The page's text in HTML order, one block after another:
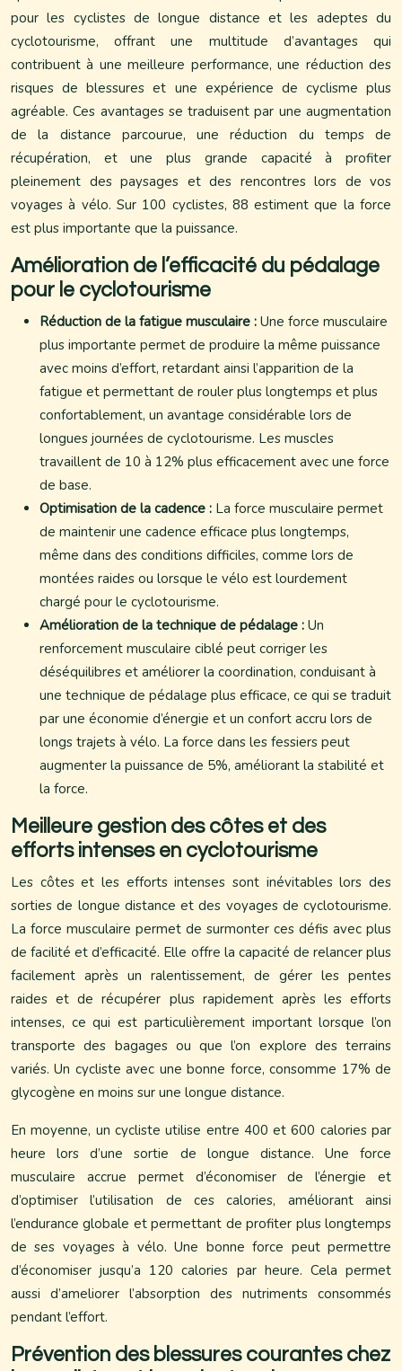
pour les cyclistes de longue distance et les adeptes du
cyclotourisme, offrant une multitude d’avantages qui
contribuent à une meilleure performance, une réduction des
risques de blessures et une expérience de cyclisme plus
agréable. Ces avantages se traduisent par une augmentation
de la distance parcourue, une réduction du temps de
récupération, et une plus grande capacité à profiter
pleinement des paysages et des rencontres lors de vos
voyages à vélo. Sur 100 cyclistes, 88 estiment que la force
est plus importante que la puissance.
Amélioration de l’efficacité du pédalage
pour le cyclotourisme
Réduction de la fatigue musculaire : Une force musculaire
plus importante permet de produire la même puissance
avec moins d’effort, retardant ainsi l’apparition de la
fatigue et permettant de rouler plus longtemps et plus
confortablement, un avantage considérable lors de
longues journées de cyclotourisme. Les muscles
travaillent de 10 à 12% plus efficacement avec une force
de base.
Optimisation de la cadence : La force musculaire permet
de maintenir une cadence efficace plus longtemps,
même dans des conditions difficiles, comme lors de
montées raides ou lorsque le vélo est lourdement
chargé pour le cyclotourisme.
Amélioration de la technique de pédalage : Un
renforcement musculaire ciblé peut corriger les
déséquilibres et améliorer la coordination, conduisant à
une technique de pédalage plus efficace, ce qui se traduit
par une économie d’énergie et un confort accru lors de
longs trajets à vélo. La force dans les fessiers peut
augmenter la puissance de 5%, améliorant la stabilité et
la force.
Meilleure gestion des côtes et des
efforts intenses en cyclotourisme
Les côtes et les efforts intenses sont inévitables lors des
sorties de longue distance et des voyages de cyclotourisme.
La force musculaire permet de surmonter ces défis avec plus
de facilité et d’efficacité. Elle offre la capacité de relancer plus
facilement après un ralentissement, de gérer les pentes
raides et de récupérer plus rapidement après les efforts
intenses, ce qui est particulièrement important lorsque l’on
transporte des bagages ou que l’on explore des terrains
variés. Un cycliste avec une bonne force, consomme 17% de
glycogène en moins sur une longue distance.
En moyenne, un cycliste utilise entre 400 et 600 calories par
heure lors d’une sortie de longue distance. Une force
musculaire accrue permet d’économiser de l’énergie et
d’optimiser l’utilisation de ces calories, améliorant ainsi
l’endurance globale et permettant de profiter plus longtemps
de ses voyages à vélo. Une bonne force peut permettre
d’économiser jusqu’a 120 calories par heure. Cela permet
aussi d’ameliorer l’absorption des nutriments consommés
pendant l’effort.
Prévention des blessures courantes chez